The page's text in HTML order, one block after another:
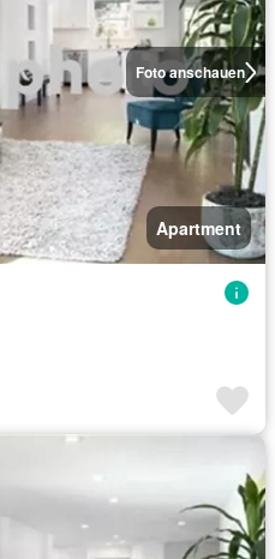
Foto anschauen
Apartment